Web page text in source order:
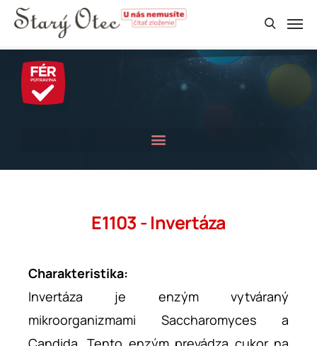
E1103 - Invertáza
Charakteristika:
Invertáza je enzým vytváraný
mikroorganizmami Saccharomyces a